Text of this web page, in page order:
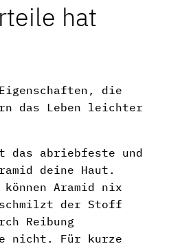
hat
die
das Leben leichter
das abriebfeste und
deine Haut.
können Aramid nix
schmilzt der Stoff
Reibung
nicht. Für kurze